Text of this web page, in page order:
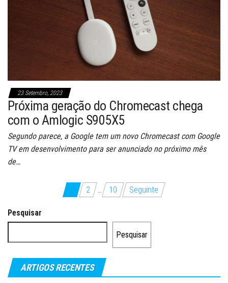
23 Setembro, 2023
Próxima geração do Chromecast chega
com o Amlogic S905X5
Segundo parece, a Google tem um novo Chromecast com Google
TV em desenvolvimento para ser anunciado no próximo mês
de…
Paginação
dos
conteúdos
1 2 10 Seguinte
Pesquisar
Pesquisar
ARTIGOS RECENTES